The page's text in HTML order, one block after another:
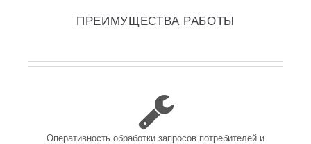
ПРЕИМУЩЕСТВА РАБОТЫ
Оперативность обработки запросов потребителей и